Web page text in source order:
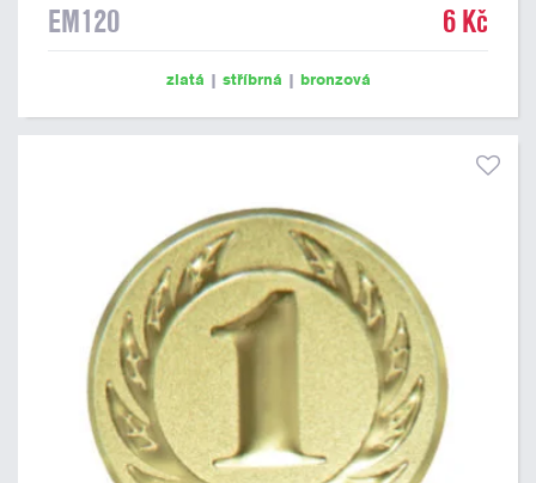
EM120 6 Kč
zlatá | stříbrná | bronzová